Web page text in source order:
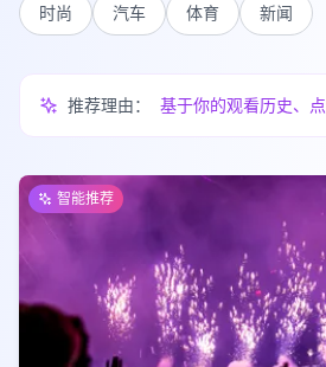
时尚
汽车 体育 新闻
推荐理由： 基于你的观看历史、
智能推荐